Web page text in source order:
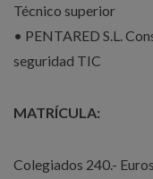
Técnico superior
• PENTARED S.L.
seguridad TIC
MATRÍCULA:
Colegiados 240.-